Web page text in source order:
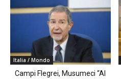
Italia / Mondo
Campi Flegrei, Musumeci “Al